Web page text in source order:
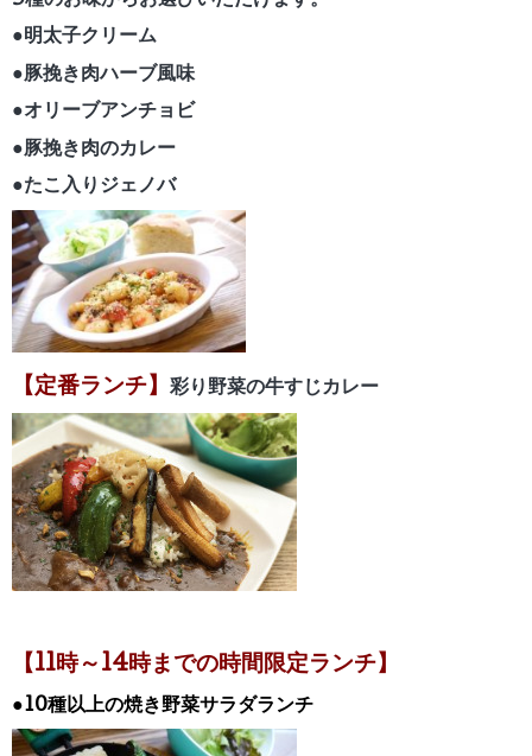
●明太子クリーム
●豚挽き肉ハーブ風味
●オリーブアンチョビ
●豚挽き肉のカレー
●たこ入りジェノバ
【定番ランチ】 彩り野菜の牛すじカレー
【11時～14時までの時間限定ランチ】
●10種以上の焼き野菜サラダランチ